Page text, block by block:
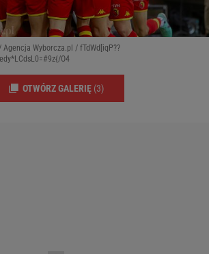
Agencja Wyborcza.pl / fTdWd[iqP??
O4
OTWÓRZ GALERIĘ (3)